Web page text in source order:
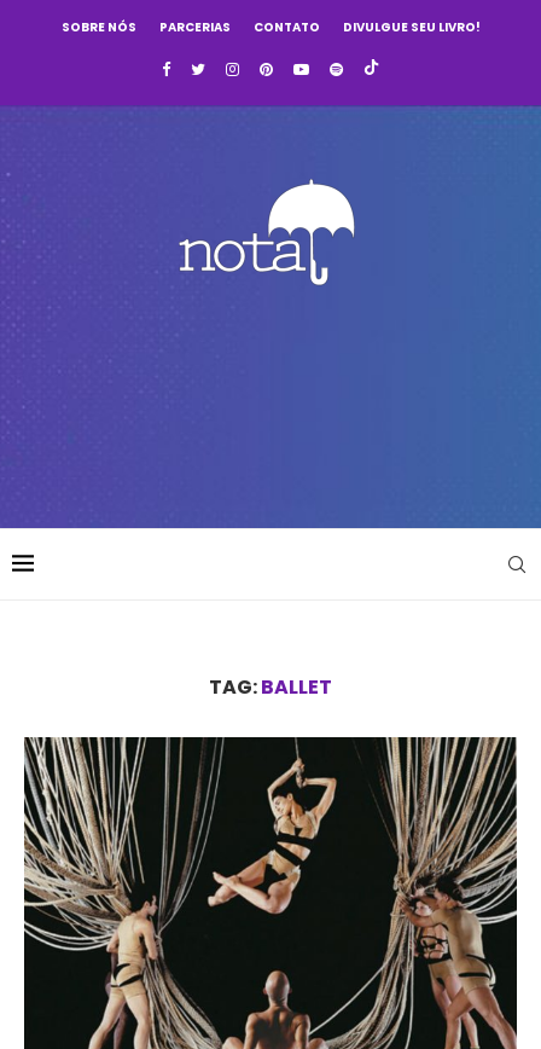
SOBRE NÓS PARCERIAS CONTATO DIVULGUE SEU LIVRO!
TAG:BALLET